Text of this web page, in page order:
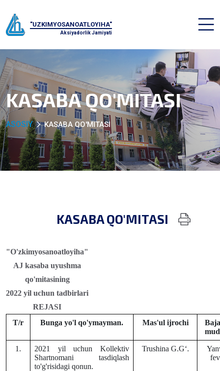
"UZKIMYOSANOATLOYIHA"
Aksiyadorlik Jamiyati
KASABA QO'MITASI
ASOSIY KASABA QO'MITASI
KASABA QO'MITASI
"O'zkimyosanoatloyiha"
AJ kasaba uyushma
qo'mitasining
2022 yil uchun tadbirlari
REJASI
T/r
Bunga yo'l qo'ymayman. Mas'ul ijrochi
1.
2021 yil uchun Kollektiv
Shartnomani tasdiqlash
to'g'risidagi qonun.
Trushina G.Gʻ.